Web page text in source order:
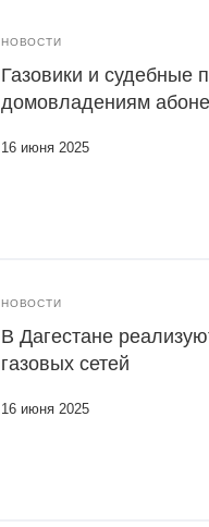
НОВОСТИ
Газовики и судебные
домовладениям
16 июня 2025
НОВОСТИ
В Дагестане
газовых сетей
16 июня 2025